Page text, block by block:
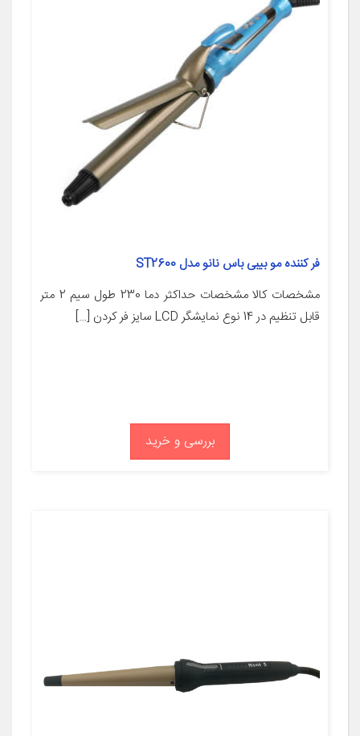
فر کننده مو بیبی باس نانو مدل ST2600
مشخصات کالا مشخصات حداکثر دما 230 طول سیم 2 متر
قابل تنظیم در 14 نوع نمایشگر LCD سایز فر کردن […]
بررسی و خرید